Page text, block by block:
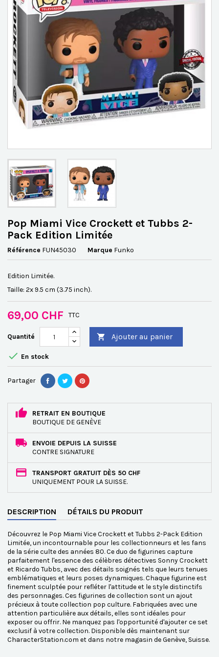
Pop Miami Vice Crockett et Tubbs 2-
Pack Edition Limitée
Référence FUN45030 Marque Funko
Edition Limitée.
Taille: 2x 9.5 cm (3.75 inch).
69,00 CHF TTC
Quantité  Ajouter au panier
 En stock
Partager
RETRAIT EN BOUTIQUE
BOUTIQUE DE GENÈVE
ENVOIE DEPUIS LA SUISSE
CONTRE SIGNATURE
TRANSPORT GRATUIT DÈS 50 CHF
UNIQUEMENT POUR LA SUISSE.
DESCRIPTION DÉTAILS DU PRODUIT
Découvrez le Pop Miami Vice Crockett et Tubbs 2-Pack Edition
Limitée, un incontournable pour les collectionneurs et les fans
de la série culte des années 80. Ce duo de figurines capture
parfaitement l'essence des célèbres détectives Sonny Crockett
et Ricardo Tubbs, avec des détails soignés tels que leurs tenues
emblématiques et leurs poses dynamiques. Chaque figurine est
finement sculptée pour refléter l'attitude et le style distinctifs
des personnages. Ces figurines de collection sont un ajout
précieux à toute collection pop culture. Fabriquées avec une
attention particulière aux détails, elles sont idéales pour
exposer ou offrir. Ne manquez pas l'opportunité d'ajouter ce set
exclusif à votre collection. Disponible dès maintenant sur
CharacterStation.com et dans notre magasin de Genève, Suisse.